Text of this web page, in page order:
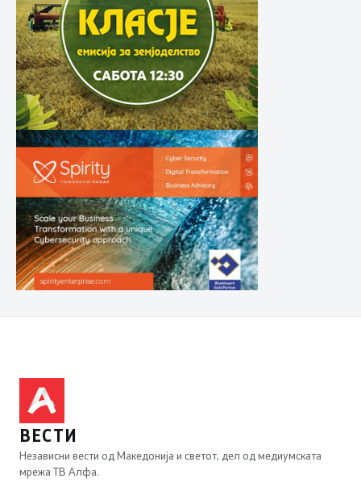
ВЕСТИ
Независни вести од Македонија и светот, дел од медиумската
мрежа ТВ Алфа.